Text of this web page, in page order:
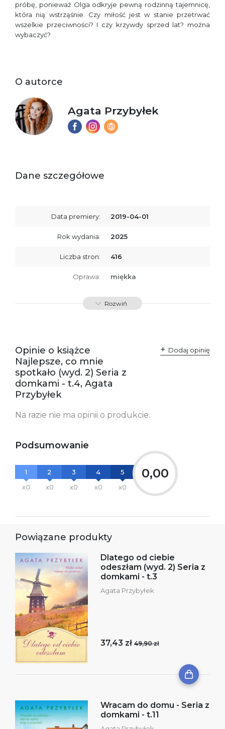
próbę, ponieważ Olga odkryje pewną rodzinną tajemnicę,
która nią wstrząśnie. Czy miłość jest w stanie przetrwać
wszelkie przeciwności? I czy krzywdy sprzed lat? można
wybaczyć?
O autorce
Agata Przybyłek
Dane szczegółowe
Data premiery: 2019-04-01
Rok wydania: 2025
Liczba stron: 416
Oprawa: miękka
ISBN 9788368576306
odpowiedzialne za
zgodność produktu z
przepisami:
Polska
kontakt@wydajenamsie.pl
+48 61 623 38 38
informacje dotyczące
bezpieczeństwa:
Rozwiń
Opinie o książce
Najlepsze, co mnie
spotkało (wyd. 2) Seria z
domkami - t.4, Agata
Przybyłek
Dodaj opinię
Na razie nie ma opinii o produkcie.
Podsumowanie
1
x0
2
x0
3
x0
4
x0
5
x0
0,00
Powiązane produkty
Dlatego od ciebie
odeszłam (wyd. 2) Seria z
domkami - t.3
Agata Przybyłek
37,43 zł 49,90 zł
Wracam do domu - Seria z
domkami - t.11